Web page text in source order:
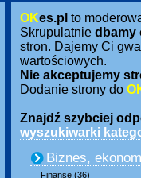
OKes.pl to
Skrupulatnie dbamy
stron. Dajemy Ci
wartościowych.
Nie akceptujemy
Dodanie strony do
Znajdź szybciej
wyszukiwarki
Biznes,
Finanse (36)